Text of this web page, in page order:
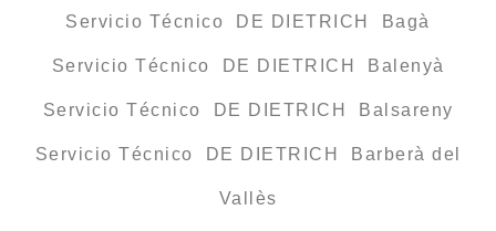
Servicio Técnico DE DIETRICH Bagà
Servicio Técnico DE DIETRICH Balenyà
Servicio Técnico DE DIETRICH Balsareny
Servicio Técnico DE DIETRICH Barberà del
Vallès